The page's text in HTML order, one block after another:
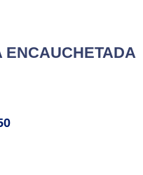
ENCAUCHETADA